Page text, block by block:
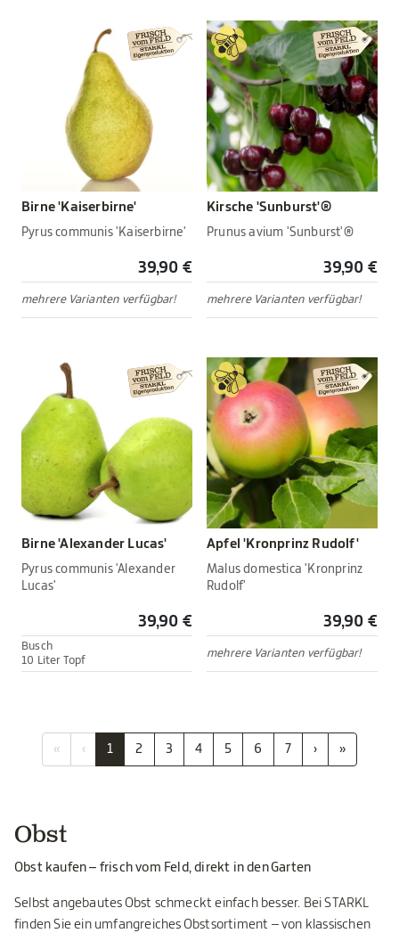
Birne 'Kaiserbirne'
Pyrus communis 'Kaiserbirne'
39,90 €
mehrere Varianten verfügbar!
Kirsche 'Sunburst'®
Prunus avium 'Sunburst'®
39,90 €
mehrere Varianten verfügbar!
Birne 'Alexander Lucas'
Pyrus communis 'Alexander
Lucas'
39,90 €
Busch
10 Liter Topf
Apfel 'Kronprinz Rudolf'
Malus domestica 'Kronprinz
Rudolf'
39,90 €
mehrere Varianten verfügbar!
« ‹ 1 2 3 4 5 6 7 › »
Obst
Obst kaufen – frisch vom Feld, direkt in den Garten
Selbst angebautes Obst schmeckt einfach besser. Bei STARKL
finden Sie ein umfangreiches Obstsortiment – von klassischen